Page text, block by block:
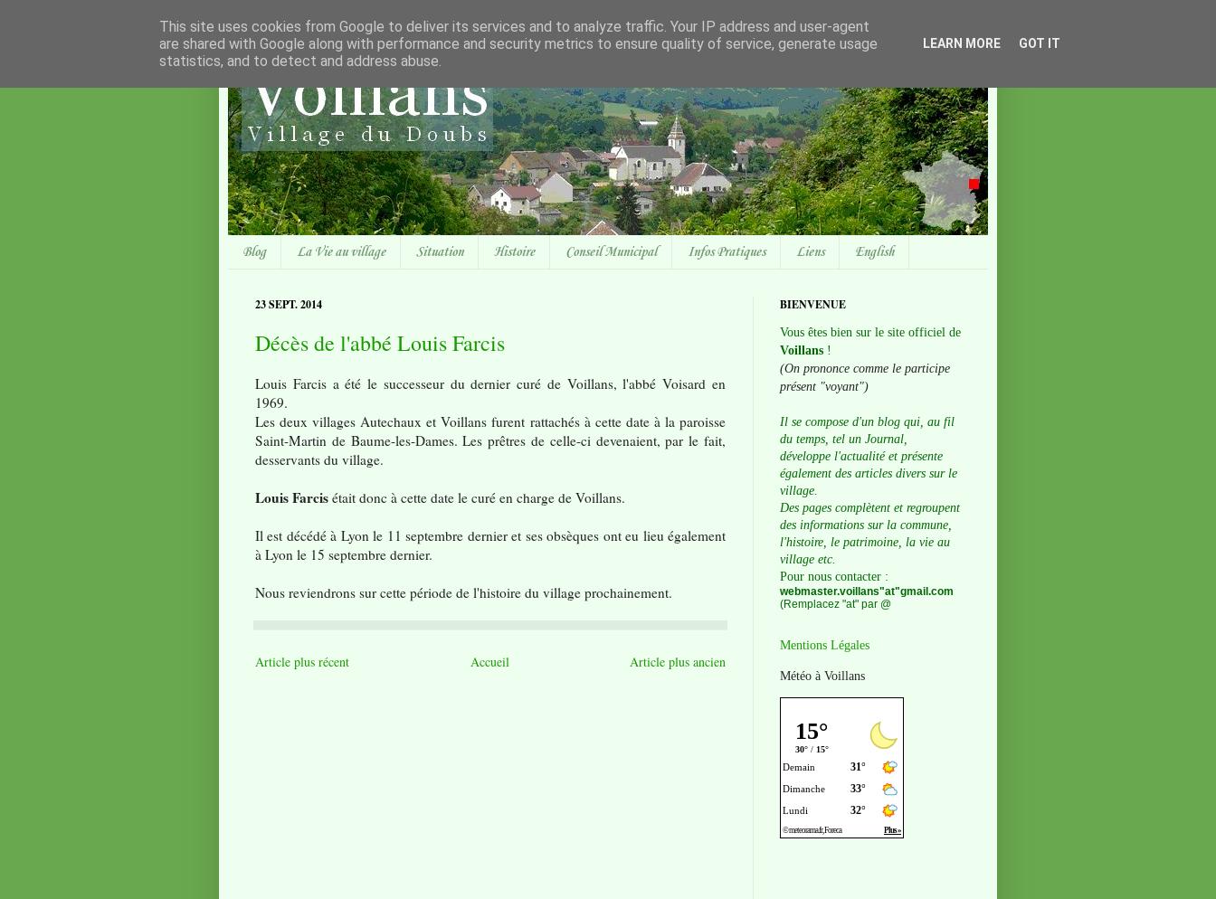
Blog La Vie au village Situation Histoire Conseil Municipal Infos Pratiques Liens English
23 SEPT. 2014
Décès de l'abbé Louis Farcis
Louis Farcis a été le successeur du dernier curé de Voillans, l'abbé Voisard en
1969.
Les deux villages Autechaux et Voillans furent rattachés à cette date à la paroisse
Saint-Martin de Baume-les-Dames. Les prêtres de celle-ci devenaient, par le fait,
desservants du village.
Louis Farcis était donc à cette date le curé en charge de Voillans.
Il est décédé à Lyon le 11 septembre dernier et ses obsèques ont eu lieu également
à Lyon le 15 septembre dernier.
Nous reviendrons sur cette période de l'histoire du village prochainement.
Article plus récent Article plus ancien
Accueil
BIENVENUE
Vous êtes bien sur le site officiel de
Voillans !
(On prononce comme le participe
présent "voyant")
Il se compose d'un blog qui, au fil
du temps, tel un Journal,
développe l'actualité et présente
également des articles divers sur le
village.
Des pages complètent et regroupent
des informations sur la commune,
l'histoire, le patrimoine, la vie au
village etc.
Pour nous contacter :
webmaster.voillans"at"gmail.com
(Remplacez "at" par @
Mentions Légales
Météo à Voillans
This site uses cookies from Google to deliver its services and to analyze traffic. Your IP address and user-agent
are shared with Google along with performance and security metrics to ensure quality of service, generate usage
statistics, and to detect and address abuse.
LEARN MORE GOT IT